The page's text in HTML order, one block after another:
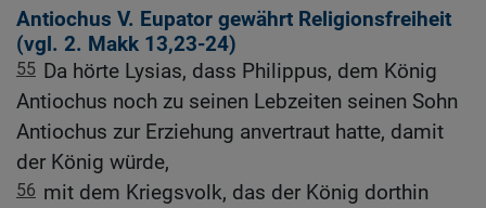
Antiochus V. Eupator gewährt Religionsfreiheit
(vgl. 2. Makk 13,23-24)
55 Da hörte Lysias, dass Philippus, dem König
Antiochus noch zu seinen Lebzeiten seinen Sohn
Antiochus zur Erziehung anvertraut hatte, damit
der König würde,
56 mit dem Kriegsvolk, das der König dorthin